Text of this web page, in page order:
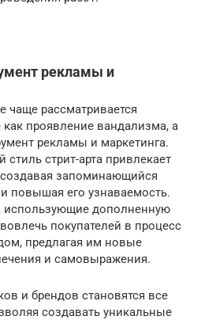
рекламы и
чаще рассматривается
проявление вандализма, а
рекламы и маркетинга.
стрит-арта привлекает
запоминающийся
повышая его узнаваемость.
использующие дополненную
покупателей в процесс
предлагая им новые
и самовыражения.
и брендов становятся все
создавать уникальные